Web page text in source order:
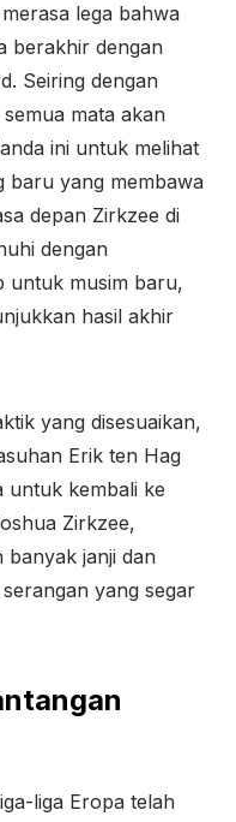
lega bahwa
berakhir dengan
Seiring dengan
mata akan
ini untuk melihat
baru yang membawa
depan Zirkzee di
dengan
untuk musim baru,
hasil akhir
yang disesuaikan,
Erik ten Hag
untuk kembali ke
Zirkzee,
banyak janji dan
yang segar
liga Eropa telah